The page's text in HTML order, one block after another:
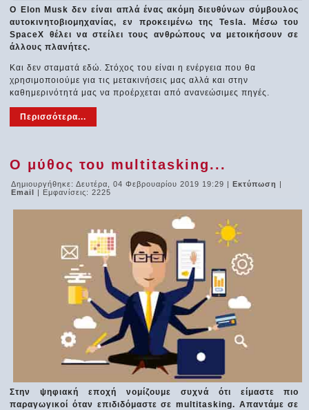
Ο Elon Musk δεν είναι απλά ένας ακόμη διευθύνων σύμβουλος
αυτοκινητοβιομηχανίας, εν προκειμένω της Tesla. Μέσω του
SpaceX θέλει να στείλει τους ανθρώπους να μετοικήσουν σε
άλλους πλανήτες.
Και δεν σταματά εδώ. Στόχος του είναι η ενέργεια που θα
χρησιμοποιούμε για τις μετακινήσεις μας αλλά και στην
καθημερινότητά μας να προέρχεται από ανανεώσιμες πηγές.
Περισσότερα...
Ο μύθος του multitasking...
Δημιουργήθηκε: Δευτέρα, 04 Φεβρουαρίου 2019 19:29 |Εκτύπωση |
Email | Εμφανίσεις: 2225
Στην ψηφιακή εποχή νομίζουμε συχνά ότι είμαστε πιο
παραγωγικοί όταν επιδιδόμαστε σε multitasking. Aπαντάμε σε